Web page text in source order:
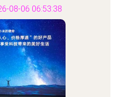
08-06 06:53:38